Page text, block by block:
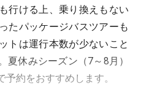
行ける上、乗り換えもない
たパッケージバスツアーも
トは運行本数が少ないこと
夏休みシーズン（7～8月）
約をおすすめします。